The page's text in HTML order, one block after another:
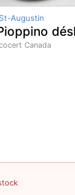
Augustin
Canada